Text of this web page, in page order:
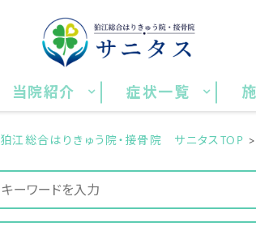
当院紹介 症状一覧
狛江総合はりきゅう院・接骨院 サニタスTOP